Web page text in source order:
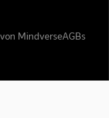
MindverseAGBs